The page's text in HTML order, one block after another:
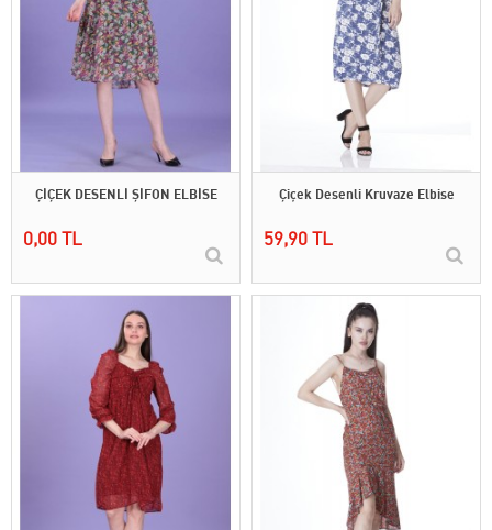
ÇİÇEK DESENLİ ŞİFON ELBİSE
0,00 TL
Çiçek Desenli Kruvaze Elbise
59,90 TL